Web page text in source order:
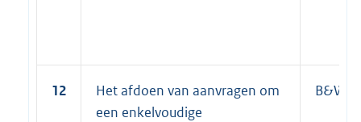
12
Het afdoen van aanvragen om
een enkelvoudige
B&W